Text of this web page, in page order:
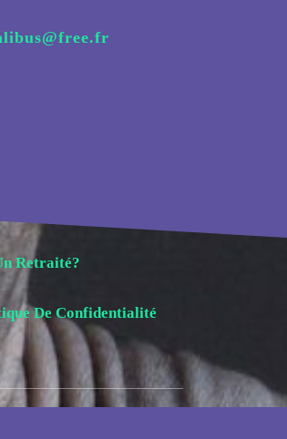
Retraité?
De Confidentialité